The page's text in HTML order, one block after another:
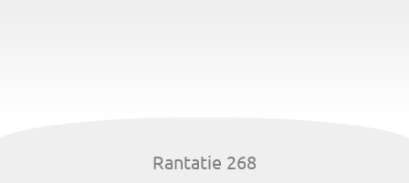
Rantatie 268